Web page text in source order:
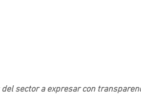
sector a expresar con